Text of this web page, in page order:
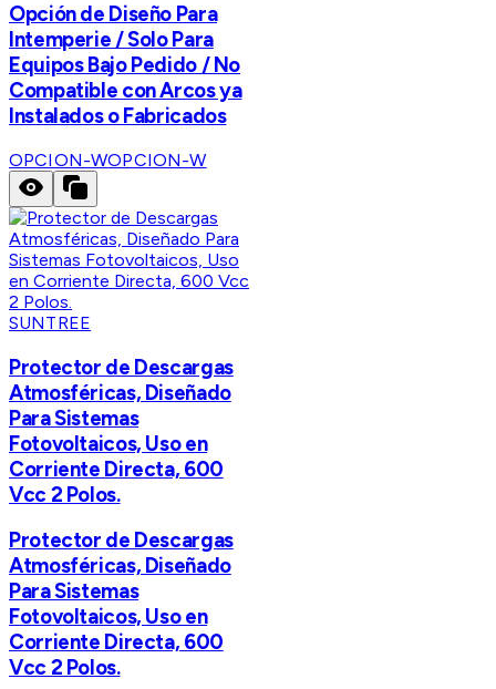
Opción de Diseño Para
Intemperie / Solo Para
Equipos Bajo Pedido / No
Compatible con Arcos ya
Instalados o Fabricados
OPCION-WOPCION-W
SUNTREE
Protector de Descargas
Atmosféricas, Diseñado
Para Sistemas
Fotovoltaicos, Uso en
Corriente Directa, 600
Vcc 2 Polos.
Protector de Descargas
Atmosféricas, Diseñado
Para Sistemas
Fotovoltaicos, Uso en
Corriente Directa, 600
Vcc 2 Polos.